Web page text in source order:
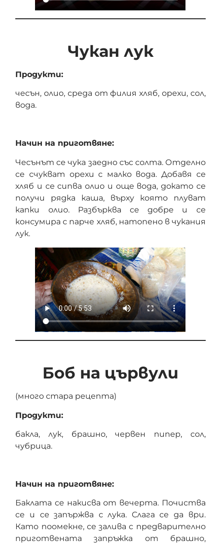
Чукан лук
Продукти:
чесън, олио, среда от филия хляб, орехи, сол,
вода.
Начин на приготвяне:
Чесънът се чука заедно със солта. Отделно
се счукват орехи с малко вода. Добавя се
хляб и се сипва олио и още вода, докато се
получи рядка каша, върху която плуват
капки олио. Разбърква се добре и се
консумира с парче хляб, натопено в чукания
лук.
Боб на цървули
(много стара рецепта)
Продукти:
бакла, лук, брашно, червен пипер, сол,
чубрица.
Начин на приготвяне:
Баклата се накисва от вечерта. Почиства
се и се запържва с лука. Слага се да ври.
Като поомекне, се залива с предварително
приготвената запръжка от брашно,